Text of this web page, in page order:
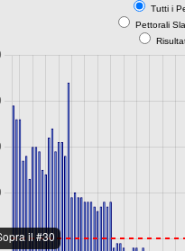
Tutti i
Pettorali